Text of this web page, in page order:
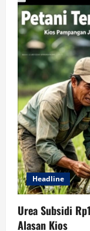
Headline
Urea Subsidi
Alasan Kios